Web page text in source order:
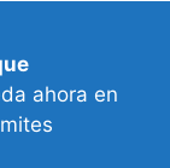
ahora en